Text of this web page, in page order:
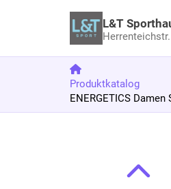
L&T
Produktkatalog
ENERGETICS
Zur Produktbeschreibung